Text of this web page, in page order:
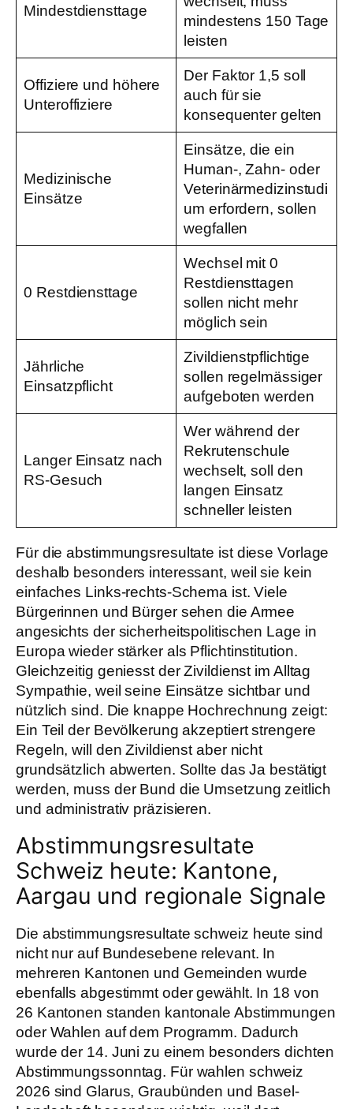
Mindestdiensttage
mindestens 150 Tage
leisten
Offiziere und höhere
Unteroffiziere
Der Faktor 1,5 soll
auch für sie
konsequenter gelten
Medizinische
Einsätze
Einsätze, die ein
Human-, Zahn- oder
Veterinärmedizinstudi
um erfordern, sollen
wegfallen
0 Restdiensttage
Wechsel mit 0
Restdiensttagen
sollen nicht mehr
möglich sein
Jährliche
Einsatzpflicht
Zivildienstpflichtige
sollen regelmässiger
aufgeboten werden
Langer Einsatz nach
RS-Gesuch
Wer während der
Rekrutenschule
wechselt, soll den
langen Einsatz
schneller leisten
Für die abstimmungsresultate ist diese Vorlage
deshalb besonders interessant, weil sie kein
einfaches Links-rechts-Schema ist. Viele
Bürgerinnen und Bürger sehen die Armee
angesichts der sicherheitspolitischen Lage in
Europa wieder stärker als Pflichtinstitution.
Gleichzeitig geniesst der Zivildienst im Alltag
Sympathie, weil seine Einsätze sichtbar und
nützlich sind. Die knappe Hochrechnung zeigt:
Ein Teil der Bevölkerung akzeptiert strengere
Regeln, will den Zivildienst aber nicht
grundsätzlich abwerten. Sollte das Ja bestätigt
werden, muss der Bund die Umsetzung zeitlich
und administrativ präzisieren.
Abstimmungsresultate
Schweiz heute: Kantone,
Aargau und regionale Signale
Die abstimmungsresultate schweiz heute sind
nicht nur auf Bundesebene relevant. In
mehreren Kantonen und Gemeinden wurde
ebenfalls abgestimmt oder gewählt. In 18 von
26 Kantonen standen kantonale Abstimmungen
oder Wahlen auf dem Programm. Dadurch
wurde der 14. Juni zu einem besonders dichten
Abstimmungssonntag. Für wahlen schweiz
2026 sind Glarus, Graubünden und Basel-